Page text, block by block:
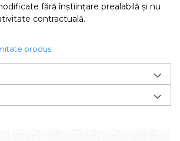
fără înștiințare prealabilă și nu
contractuală.
produs